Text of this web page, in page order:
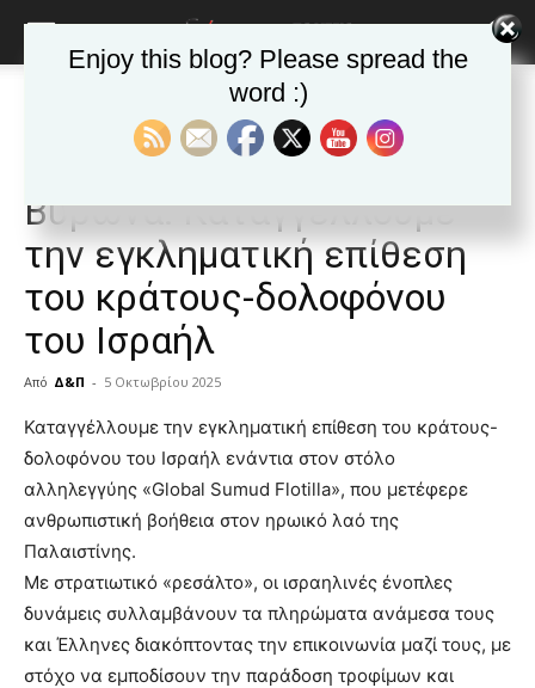
Ανακοινώσεις - Δελτία τύπου
Ανακοινώσεις - Δελτία τύπου Δημοφιλή άρθρα
Σωματείο Εργαζομένων Δ.
Βύρωνα: Καταγγέλλουμε
την εγκληματική επίθεση
του κράτους-δολοφόνου
του Ισραήλ
Από Δ&Π - 5 Οκτωβρίου 2025
blonde
lesbians
hot
cam
show.desi
xxx
lyons
teaches
you
Καταγγέλλουμε την εγκληματική επίθεση του κράτους-
δολοφόνου του Ισραήλ ενάντια στον στόλο
αλληλεγγύης «Global Sumud Flotilla», που μετέφερε
ανθρωπιστική βοήθεια στον ηρωικό λαό της
Παλαιστίνης.
Με στρατιωτικό «ρεσάλτο», οι ισραηλινές ένοπλες
δυνάμεις συλλαμβάνουν τα πληρώματα ανάμεσα τους
και Έλληνες διακόπτοντας την επικοινωνία μαζί τους, με
στόχο να εμποδίσουν την παράδοση τροφίμων και
Enjoy this blog? Please spread the
word :)